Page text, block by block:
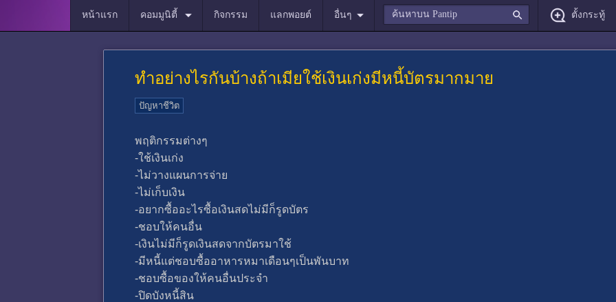
หน้าแรก คอมมูนิตี้ กิจกรรม แลกพอยต์ อื่นๆ ตั้งกระทู้
ทำอย่างไรกันบ้างถ้าเมียใช้เงินเก่งมีหนี้บัตรมากมาย
ปัญหาชีวิต
พฤติกรรมต่างๆ
-ใช้เงินเก่ง
-ไม่วางแผนการจ่าย
-ไม่เก็บเงิน
-อยากซื้ออะไรซื้อเงินสดไม่มีก็รูดบัตร
-ชอบให้คนอื่น
-เงินไม่มีก็รูดเงินสดจากบัตรมาใช้
-มีหนี้แต่ชอบซื้ออาหารหมาเดือนๆเป็นพันบาท
-ชอบซื้อของให้คนอื่นประจำ
-ปิดบังหนี้สิน